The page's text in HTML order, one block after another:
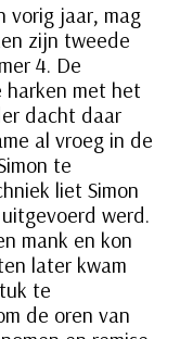
vorig jaar, mag
zijn tweede
4. De
harken met het
dacht daar
al vroeg in de
te
liet Simon
werd.
mank en kon
later kwam
te
de oren van